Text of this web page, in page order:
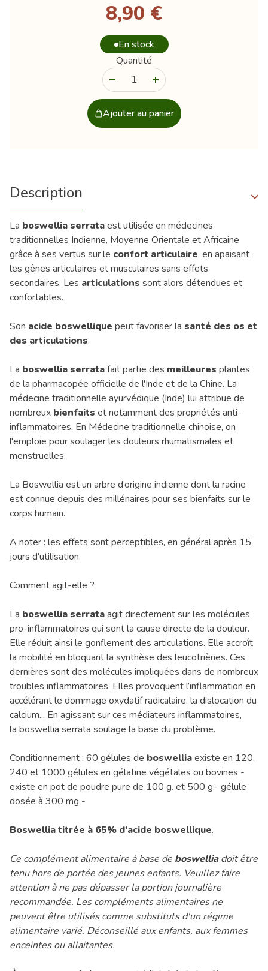
8,90 €
En stock
Quantité
Ajouter au panier
Description
La boswellia serrataest utilisée en médecines
traditionnelles Indienne, Moyenne Orientale et Africaine
grâce à ses vertus sur le confort articulaire, en apaisant
les gênes articulaires et musculaires sans effets
secondaires. Les articulations sont alors détendues et
confortables.
Son acide boswellique peut favoriser la santé des os et
des articulations.
La boswellia serratafait partie des meilleures plantes
de la pharmacopée officielle de l'Inde et de la Chine. La
médecine traditionnelle ayurvédique (Inde) lui attribue de
nombreux bienfaits et notamment des propriétés anti-
inflammatoires. En Médecine traditionnelle chinoise, on
l'emploie pour soulager les douleurs rhumatismales et
menstruelles.
La Boswellia est un arbre d’origine indienne dont la racine
est connue depuis des millénaires pour ses bienfaits sur le
corps humain.
A noter : les effets sont perceptibles, en général après 15
jours d'utilisation.
Comment agit-elle ?
La boswellia serrataagit directement sur les molécules
pro-inflammatoires qui sont la cause directe de la douleur.
Elle réduit ainsi le gonflement des articulations. Elle accroît
la mobilité en bloquant la synthèse des leucotriènes. Ces
dernières sont des molécules impliquées dans de nombreux
troubles inflammatoires. Elles provoquent l’inflammation en
accélérant le dommage oxydatif radicalaire, la dislocation du
calcium... En agissant sur ces médiateurs inflammatoires,
la boswellia serrata soulage la base du problème.
Conditionnement : 60 gélules de boswelliaexiste en 120,
240 et 1000 gélules en gélatine végétales ou bovines -
existe en pot de poudre pure de 100 g. et 500 g.- gélule
dosée à 300 mg -
Boswellia titrée à 65% d'acide boswellique.
Ce complément alimentaire à base de boswelliadoit être
tenu hors de portée des jeunes enfants. Veuillez faire
attention à ne pas dépasser la portion journalière
recommandée. Les compléments alimentaires ne
peuvent être utilisés comme substituts d'un régime
alimentaire varié. Déconseillé aux enfants, aux femmes
enceintes ou allaitantes.